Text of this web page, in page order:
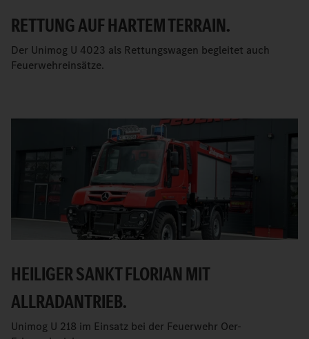
RETTUNG AUF HARTEM TERRAIN.
Der Unimog U 4023 als Rettungswagen begleitet auch
Feuerwehreinsätze.
HEILIGER SANKT FLORIAN MIT
ALLRADANTRIEB.
Unimog U 218 im Einsatz bei der Feuerwehr Oer-